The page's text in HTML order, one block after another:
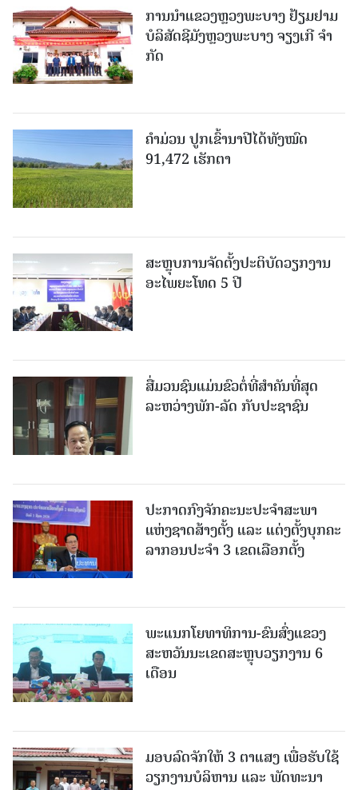
ການນຳແຂວງຫຼວງພະບາງ ຢ້ຽມ​ຢາມ
ບໍ​ລິ​ສັດຊີມັງຫຼວງພະບາງ ຈຽງເກີ ຈໍາ
ກັດ
ຄໍາມ່ວນ ປູກເຂົ້ານາປີໄດ້ທັງໝົດ
91,472 ເຮັກຕາ
ສະຫຼຸບການຈັດຕັ້ງປະຕິບັດວຽກງານ
ອະໄພຍະໂທດ 5 ປີ
ສື່ມວນຊົນແມ່ນຂົວຕໍ່ທີ່ສໍາຄັນທີ່ສຸດ
ລະຫວ່າງພັກ-ລັດ ກັບປະຊາຊົນ
ປະກາດກົງຈັກຄະນະປະຈໍາສະພາ
ແຫ່ງຊາດສ້າງຕັ້ງ ແລະ ແຕ່ງຕັ້ງບຸກຄະ
ລາກອນປະຈໍາ 3 ເຂດເລືອກຕັ້ງ
ພະແນກໂຍທາທິການ-ຂົນສົ່ງແຂວງ
ສະຫວັນນະເຂດສະຫຼຸບວຽກງານ 6
ເດືອນ
ມອບລົດຈັກໃຫ້ 3 ຕາແສງ ເພື່ອຮັບໃຊ້
ວຽກງານບໍລິຫານ ແລະ ພັດທະນາ